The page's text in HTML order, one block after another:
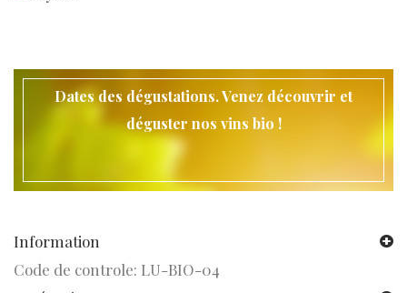
Dates des dégustations. Venez découvrir et
déguster nos vins bio !
Information
Code de controle: LU-BIO-04